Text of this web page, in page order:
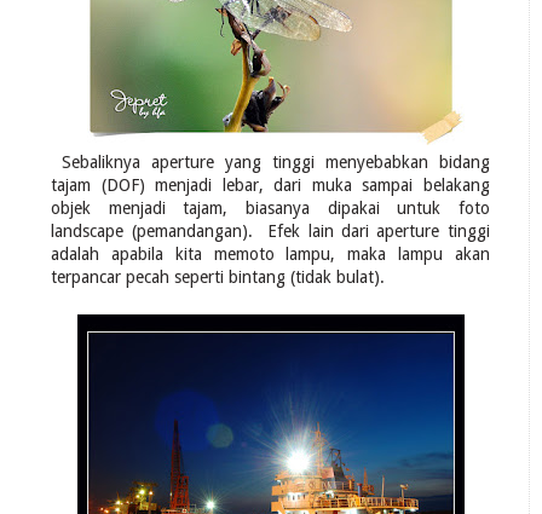
Sebaliknya aperture yang tinggi menyebabkan bidang
tajam (DOF) menjadi lebar, dari muka sampai belakang
objek menjadi tajam, biasanya dipakai untuk foto
landscape (pemandangan). Efek lain dari aperture tinggi
adalah apabila kita memoto lampu, maka lampu akan
terpancar pecah seperti bintang (tidak bulat).